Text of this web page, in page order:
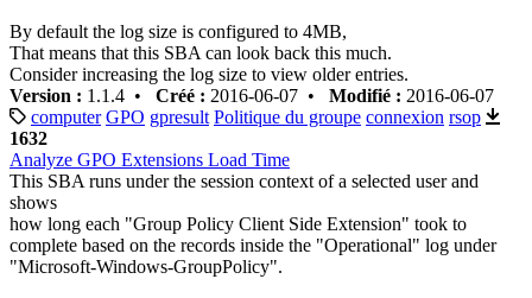
By default the log size is configured to 4MB,
That means that this SBA can look back this much.
Consider increasing the log size to view older entries.
Version : 1.1.4 • Créé : 2016-06-07 • Modifié : 2016-06-07
computer GPO gpresult Politique du groupe connexion rsop
1632
Analyze GPO Extensions Load Time
This SBA runs under the session context of a selected user and
shows
how long each "Group Policy Client Side Extension" took to
complete based on the records inside the "Operational" log under
"Microsoft-Windows-GroupPolicy".